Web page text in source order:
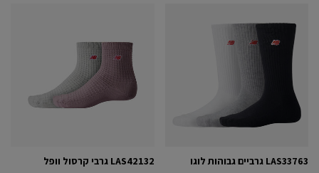
LAS33763 גרביים גבוהות לוגו
LAS42132 גרבי קרסול וופל